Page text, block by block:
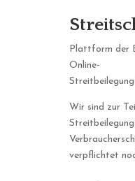
Plattform der
Online-
Streitbeilegung:
Wir sind zur
verpflichtet